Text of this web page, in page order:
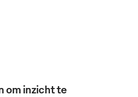
om inzicht te